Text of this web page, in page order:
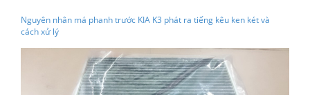
Nguyên nhân má phanh trước KIA K3 phát ra tiếng kêu ken két và
cách xử lý